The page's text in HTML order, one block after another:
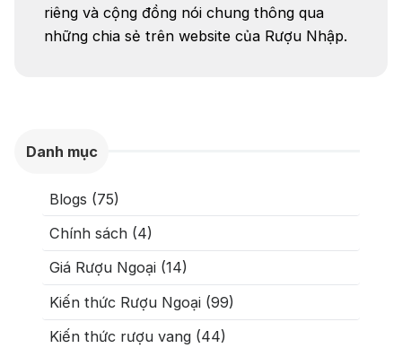
riêng và cộng đồng nói chung thông qua
những chia sẻ trên website của Rượu Nhập.
Danh mục
Blogs (75)
Chính sách (4)
Giá Rượu Ngoại (14)
Kiến thức Rượu Ngoại (99)
Kiến thức rượu vang (44)